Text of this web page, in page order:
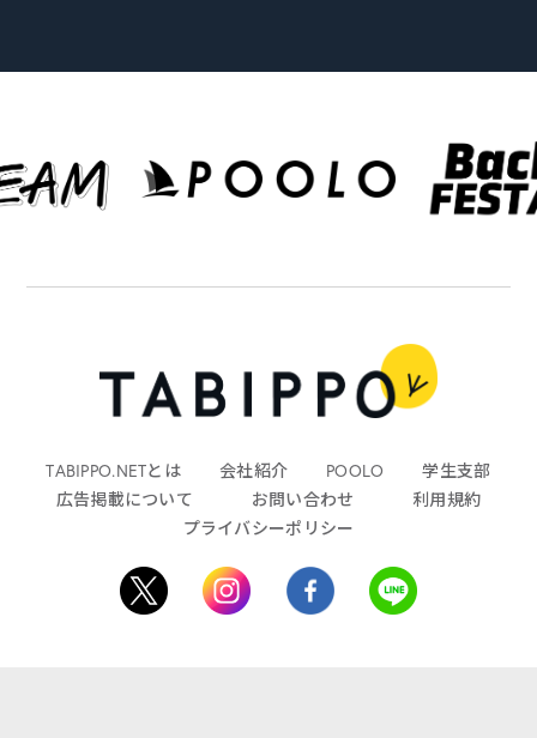
TABIPPO.NETとは 会社紹介 POOLO
学生支部
広告掲載について
お問い合わせ
利用規約
プライバシーポリシー